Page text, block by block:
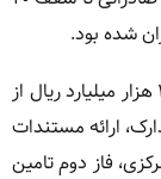
شده بود.
این شرکت در ۲۷ بهمن ۱۴۰۴ نسبت به انتشار ۱۰ هزار میلیارد ریال از
ارائه مستندات
فاز دوم تامین